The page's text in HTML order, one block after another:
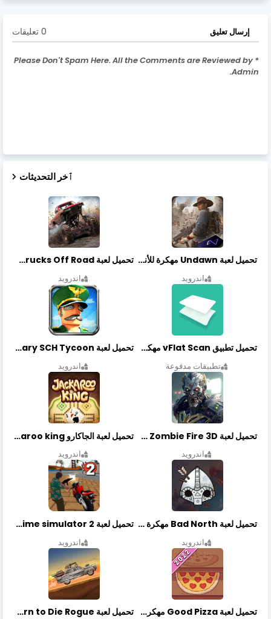
إرسال تعليق 0 تعليقات
* Please Don't Spam Here. All the Comments are Reviewed by
Admin.
ٱخر التحديثات
تحميل لعبة Undawn مهكرة للأندرويد أخر إصدار | تحميل مباشر + موارد غير محدودة
اندرويد
تحميل لعبة Trucks Off Road مهكرة اخر اصدار
اندرويد
تحميل تطبيق vFlat Scan مهكر آخر إصدار
تطبيقات مدفوعة
تحميل لعبة Idle Military SCH Tycoon مهكرة آخر إصدار
اندرويد
تحميل لعبة Zombie Fire 3D مهكرة آخر إصدار
اندرويد
تحميل لعبة الجاكارو jackaroo king آخر إصدار
اندرويد
تحميل لعبة Bad North مهكرة آخر إصدار
اندرويد
تحميل لعبة Vegas crime simulator 2 مهكرة اخر اصدار
اندرويد
تحميل لعبة Good Pizza مهكرة اخر اصدار تحميل لعبة Earn to Die Rogue مهكرة اخر اصدار